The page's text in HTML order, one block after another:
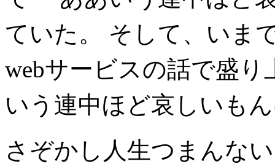
ていた。 そして、いま
webサービスの話で盛
いう連中ほど哀しいも
さぞかし人生つまんな